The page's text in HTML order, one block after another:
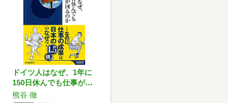
ドイツ人はなぜ、1年に
150日休んでも仕事が…
熊谷 徹